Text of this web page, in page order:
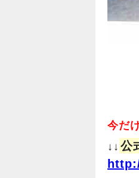
今だ
↓↓ 公